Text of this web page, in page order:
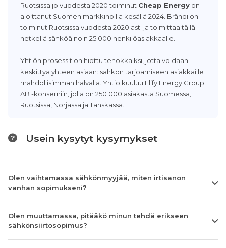
Ruotsissa jo vuodesta 2020 toiminut Cheap Energy on
aloittanut Suomen markkinoilla kesällä 2024. Brändi on
toiminut Ruotsissa vuodesta 2020 asti ja toimittaa tällä
hetkellä sähköä noin 25 000 henkilöasiakkaalle.
Yhtiön prosessit on hiottu tehokkaiksi, jotta voidaan
keskittyä yhteen asiaan: sähkön tarjoamiseen asiakkaille
mahdollisimman halvalla. Yhtiö kuuluu Elify Energy Group
AB -konserniin, jolla on 250 000 asiakasta Suomessa,
Ruotsissa, Norjassa ja Tanskassa.
Usein kysytyt kysymykset
Olen vaihtamassa sähkönmyyjää, miten irtisanon
vanhan sopimukseni?
Olen muuttamassa, pitääkö minun tehdä erikseen
sähkönsiirtosopimus?